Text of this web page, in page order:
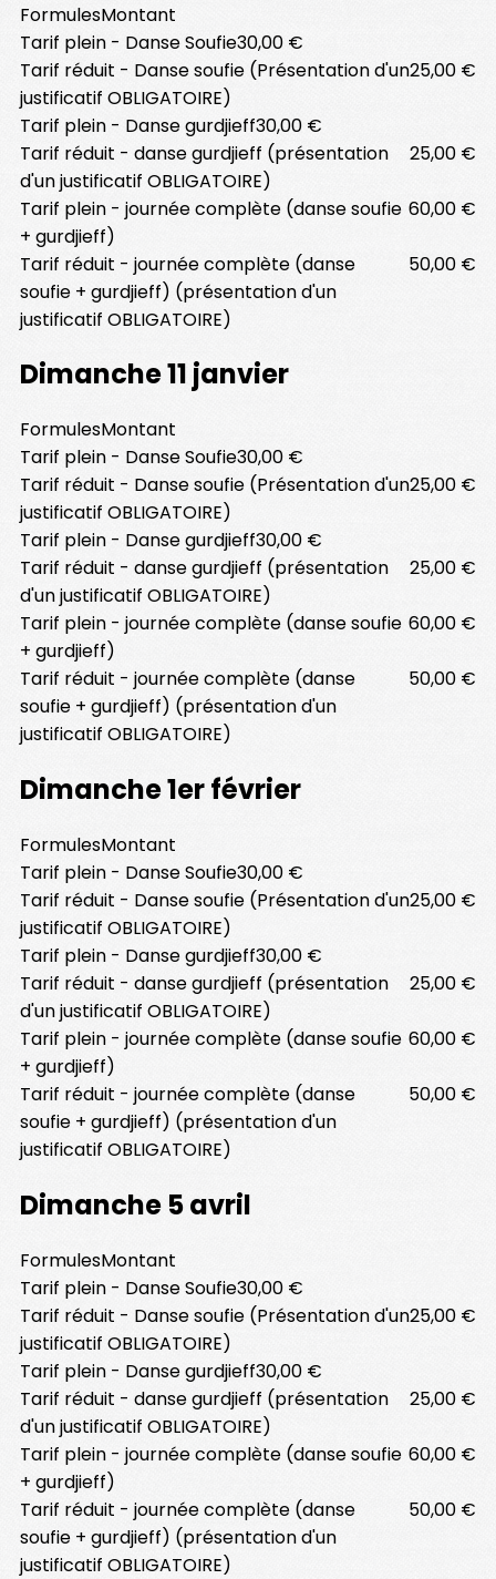
FormulesMontant
Tarif plein - Danse Soufie30,00 €
Tarif réduit - Danse soufie (Présentation d'un
justificatif OBLIGATOIRE)
25,00 €
Tarif plein - Danse gurdjieff30,00 €
Tarif réduit - danse gurdjieff (présentation
d'un justificatif OBLIGATOIRE)
25,00 €
Tarif plein - journée complète (danse soufie
+ gurdjieff)
60,00 €
Tarif réduit - journée complète (danse
soufie + gurdjieff) (présentation d'un
justificatif OBLIGATOIRE)
50,00 €
Dimanche 11 janvier
FormulesMontant
Tarif plein - Danse Soufie30,00 €
Tarif réduit - Danse soufie (Présentation d'un
justificatif OBLIGATOIRE)
25,00 €
Tarif plein - Danse gurdjieff30,00 €
Tarif réduit - danse gurdjieff (présentation
d'un justificatif OBLIGATOIRE)
25,00 €
Tarif plein - journée complète (danse soufie
+ gurdjieff)
60,00 €
Tarif réduit - journée complète (danse
soufie + gurdjieff) (présentation d'un
justificatif OBLIGATOIRE)
50,00 €
Dimanche 1er février
FormulesMontant
Tarif plein - Danse Soufie30,00 €
Tarif réduit - Danse soufie (Présentation d'un
justificatif OBLIGATOIRE)
25,00 €
Tarif plein - Danse gurdjieff30,00 €
Tarif réduit - danse gurdjieff (présentation
d'un justificatif OBLIGATOIRE)
25,00 €
Tarif plein - journée complète (danse soufie
+ gurdjieff)
60,00 €
Tarif réduit - journée complète (danse
soufie + gurdjieff) (présentation d'un
justificatif OBLIGATOIRE)
50,00 €
Dimanche 5 avril
FormulesMontant
Tarif plein - Danse Soufie30,00 €
Tarif réduit - Danse soufie (Présentation d'un
justificatif OBLIGATOIRE)
25,00 €
Tarif plein - Danse gurdjieff30,00 €
Tarif réduit - danse gurdjieff (présentation
d'un justificatif OBLIGATOIRE)
25,00 €
Tarif plein - journée complète (danse soufie
+ gurdjieff)
60,00 €
Tarif réduit - journée complète (danse
soufie + gurdjieff) (présentation d'un
justificatif OBLIGATOIRE)
50,00 €